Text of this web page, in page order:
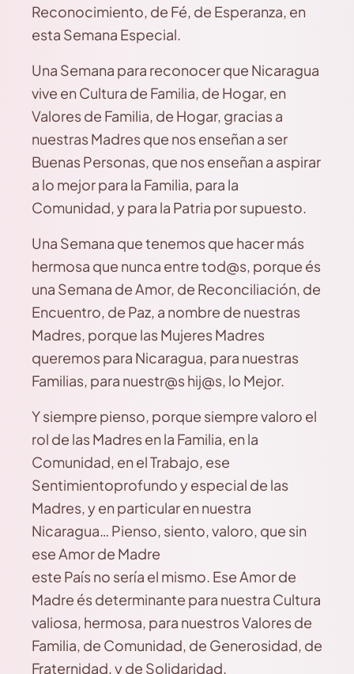
Reconocimiento, de Fé, de Esperanza, en
esta Semana Especial.
Una Semana para reconocer que Nicaragua
vive en Cultura de Familia, de Hogar, en
Valores de Familia, de Hogar, gracias a
nuestras Madres que nos enseñan a ser
Buenas Personas, que nos enseñan a aspirar
a lo mejor para la Familia, para la
Comunidad, y para la Patria por supuesto.
Una Semana que tenemos que hacer más
hermosa que nunca entre tod@s, porque és
una Semana de Amor, de Reconciliación, de
Encuentro, de Paz, a nombre de nuestras
Madres, porque las Mujeres Madres
queremos para Nicaragua, para nuestras
Familias, para nuestr@s hij@s, lo Mejor.
Y siempre pienso, porque siempre valoro el
rol de las Madres en la Familia, en la
Comunidad, en el Trabajo, ese
Sentimientoprofundo y especial de las
Madres, y en particular en nuestra
Nicaragua… Pienso, siento, valoro, que sin
ese Amor de Madre
este País no sería el mismo. Ese Amor de
Madre és determinante para nuestra Cultura
valiosa, hermosa, para nuestros Valores de
Familia, de Comunidad, de Generosidad, de
Fraternidad, y de Solidaridad.